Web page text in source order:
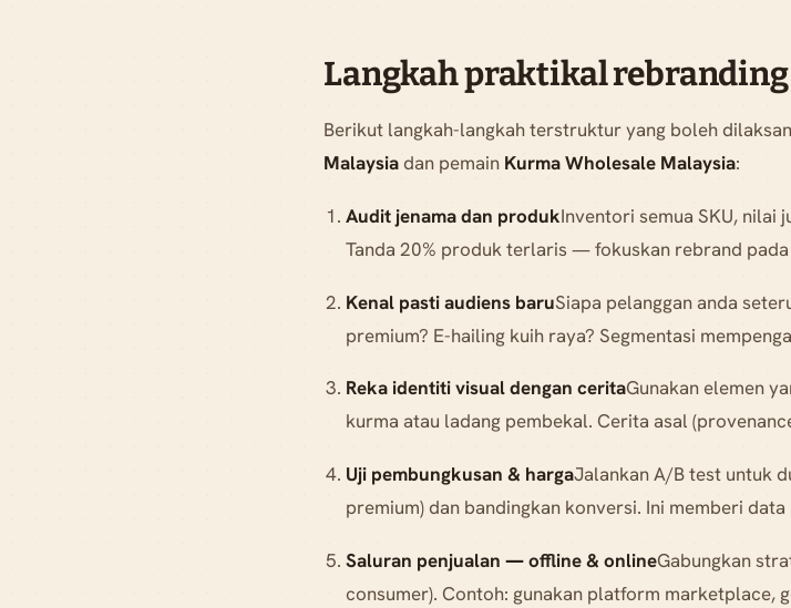
Langkah praktikal
Berikut langkah-langkah terstruktur yang boleh
Malaysia dan pemain Kurma Wholesale Malaysia:
Audit jenama dan produkInventori semua SKU, nilai
Tanda 20% produk terlaris — fokuskan rebrand
Kenal pasti audiens baruSiapa pelanggan anda
premium? E-hailing kuih raya? Segmentasi
Reka identiti visual dengan ceritaGunakan elemen
kurma atau ladang pembekal. Cerita asal
Uji pembungkusan & hargaJalankan A/B test untuk
premium) dan bandingkan konversi. Ini memberi
Saluran penjualan — offline & onlineGabungkan
consumer). Contoh: gunakan platform marketplace,